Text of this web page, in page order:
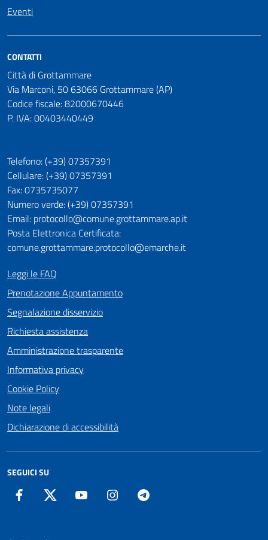
Eventi
CONTATTI
Città di Grottammare
Via Marconi, 50 63066 Grottammare (AP)
Codice fiscale: 82000670446
P. IVA: 00403440449
Telefono: (+39) 07357391
Cellulare: (+39) 07357391
Fax: 0735735077
Numero verde: (+39) 07357391
Email: protocollo@comune.grottammare.ap.it
Posta Elettronica Certificata:
comune.grottammare.protocollo@emarche.it
Leggi le FAQ
Prenotazione Appuntamento
Segnalazione disservizio
Richiesta assistenza
Amministrazione trasparente
Informativa privacy
Cookie Policy
Note legali
Dichiarazione di accessibilità
SEGUICI SU
Facebook Twitter YouTube Instagram